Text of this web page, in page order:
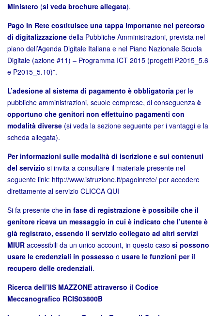
Ministero (si veda brochure allegata).
Pago In Rete costituisce una tappa importante nel percorso
di digitalizzazione della Pubbliche Amministrazioni, prevista nel
piano dell’Agenda Digitale Italiana e nel Piano Nazionale Scuola
Digitale (azione #11) – Programma ICT 2015 (progetti P2015_5.6
e P2015_5.10)”.
L’adesione al sistema di pagamento è obbligatoria per le
pubbliche amministrazioni, scuole comprese, di conseguenza è
opportuno che genitori non effettuino pagamenti con
modalità diverse (si veda la sezione seguente per i vantaggi e la
scheda allegata).
Per informazioni sulle modalità di iscrizione e sui contenuti
del servizio si invita a consultare il materiale presente nel
seguente link: http://www.istruzione.it/pagoinrete/ per accedere
direttamente al servizio CLICCA QUI
Si fa presente che in fase di registrazione è possibile che il
genitore riceva un messaggio in cui è indicato che l’utente è
già registrato, essendo il servizio collegato ad altri servizi
MIUR accessibili da un unico account, in questo caso si possono
usare le credenziali in possesso o usare le funzioni per il
recupero delle credenziali.
Ricerca dell’IIS MAZZONE attraverso il Codice
Meccanografico RCIS03800B